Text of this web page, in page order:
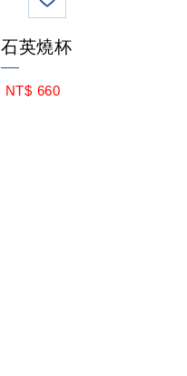
石英燒杯
NT$ 660
VIEW
MOR
E